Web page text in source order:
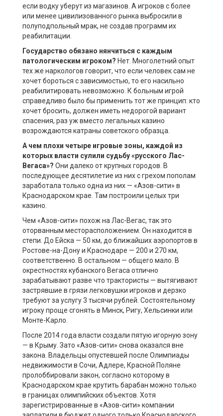
если водку уберут из магазинов. А игроков с более
или менее цивилизованного рынка выбросили в
полуподпольный мрак, не создав программ их
реабилитации.
Государство обязано нянчиться с каждым
патологическим игроком? Нет. Многолетний опыт
тех же наркологов говорит, что если человек сам не
хочет бороться с зависимостью, то его насильно
реабилитировать невозможно. К больным игрой
справедливо было бы применить тот же принцип: кто
хочет бросить, должен иметь недорогой вариант
спасения, раз уж вместо легальных казино
возрождаются катраны советского образца.
А чем плохи четыре игровые зоны, каждой из
которых власти сулили судьбу «русского Лас-
Вегаса»? Они далеко от крупных городов. В
последующее десятилетие из них с грехом пополам
заработала только одна из них — «Азов-сити» в
Краснодарском крае. Там построили целых три
казино.
Чем «Азов-сити» похож на Лас-Вегас, так это
оторванным месторасположением. Он находится в
степи. До Ейска — 50 км, до ближайших аэропортов в
Ростове-на-Дону и Краснодаре — 200 и 270 км,
соответственно. В остальном — общего мало. В
окрестностях кубанского Вегаса отлично
зарабатывают разве что трактористы — вытягивают
застрявшие в грязи легковушки игроков и дерзко
требуют за услугу 3 тысячи рублей. Состоятельному
игроку проще сгонять в Минск, Ригу, Хельсинки или
Монте-Карло.
После 2014 года власти создали пятую игорную зону
— в Крыму. Зато «Азов-сити» снова оказался вне
закона. Владельцы опустевшей после Олимпиады
недвижимости в Сочи, Адлере, Красной Поляне
пролоббировали закон, согласно которому в
Краснодарском крае крутить барабан можно только
в границах олимпийских объектов. Хотя
зарегистрированные в «Азов-сити» компании